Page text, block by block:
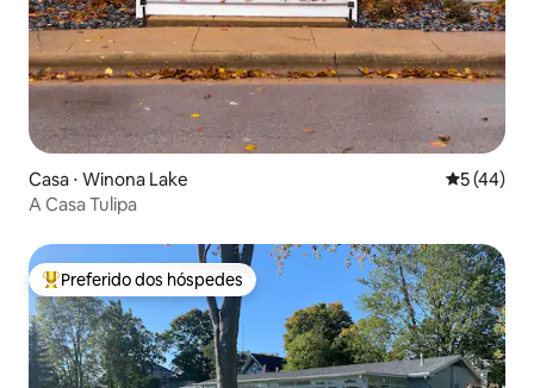
Casa ⋅ Winona Lake 5 de uma
5 (44)
A Casa Tulipa
Entre os melhores preferidos dos hóspedes
Preferido dos hóspedes